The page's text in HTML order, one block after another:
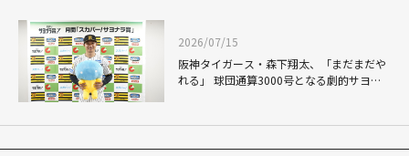
2026/07/15
阪神タイガース・森下翔太、「まだまだや
れる」 球団通算3000号となる劇的サヨナ